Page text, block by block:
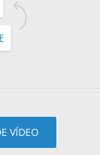
VÍDEO